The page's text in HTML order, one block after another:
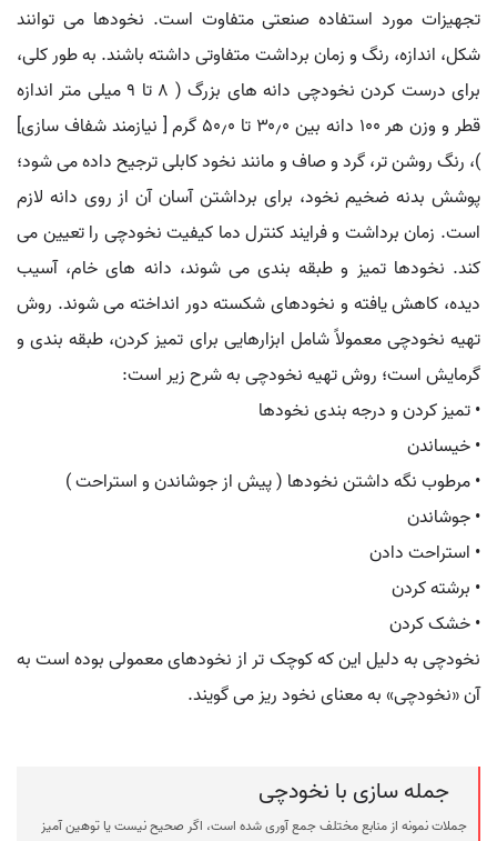
تجهیزات مورد استفاده صنعتی متفاوت است. نخودها می توانند
شکل، اندازه، رنگ و زمان برداشت متفاوتی داشته باشند. به طور کلی،
برای درست کردن نخودچی دانه های بزرگ ( ۸ تا ۹ میلی متر اندازه
قطر و وزن هر ۱۰۰ دانه بین ۳۰٫۰ تا ۵۰٫۰ گرم [ نیازمند شفاف سازی]
)، رنگ روشن تر، گرد و صاف و مانند نخود کابلی ترجیح داده می شود؛
پوشش بدنه ضخیم نخود، برای برداشتن آسان آن از روی دانه لازم
است. زمان برداشت و فرایند کنترل دما کیفیت نخودچی را تعیین می
کند. نخودها تمیز و طبقه بندی می شوند، دانه های خام، آسیب
دیده، کاهش یافته و نخودهای شکسته دور انداخته می شوند. روش
تهیه نخودچی معمولاً شامل ابزارهایی برای تمیز کردن، طبقه بندی و
گرمایش است؛ روش تهیه نخودچی به شرح زیر است:
• تمیز کردن و درجه بندی نخودها
• خیساندن
• مرطوب نگه داشتن نخودها ( پیش از جوشاندن و استراحت )
• جوشاندن
• استراحت دادن
• برشته کردن
• خشک کردن
نخودچی به دلیل این که کوچک تر از نخودهای معمولی بوده است به
آن «نخودچی» به معنای نخود ریز می گویند.
جمله سازی با نخودچی
جملات نمونه از منابع مختلف جمع آوری شده است، اگر صحیح نیست یا توهین آمیز